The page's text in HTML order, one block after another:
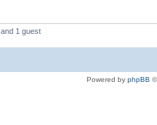
and 1 guest
Powered by phpBB